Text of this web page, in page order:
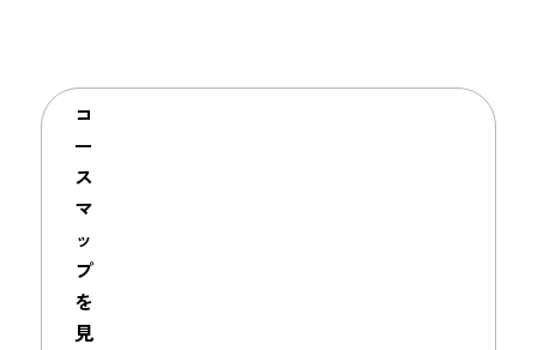
コ
ー
ス
マ
ッ
プ
を
見